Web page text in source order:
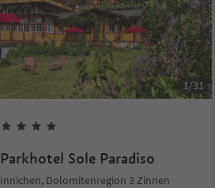
1 /31
Parkhotel Sole Paradiso
Innichen, Dolomitenregion 3 Zinnen